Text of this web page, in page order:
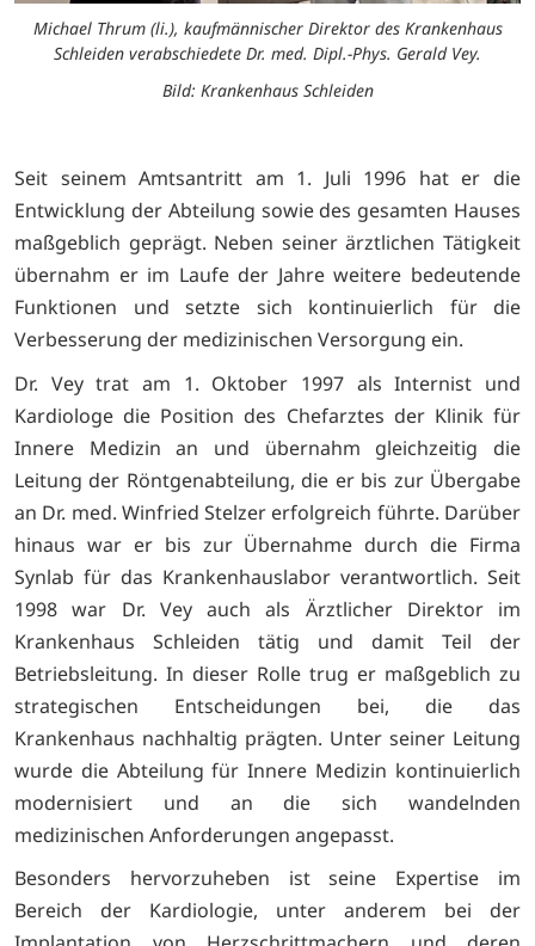
Michael Thrum (li.), kaufmännischer Direktor des Krankenhaus
Schleiden verabschiedete Dr. med. Dipl.-Phys. Gerald Vey.
Bild: Krankenhaus Schleiden
Seit seinem Amtsantritt am 1. Juli 1996 hat er die
Entwicklung der Abteilung sowie des gesamten Hauses
maßgeblich geprägt. Neben seiner ärztlichen Tätigkeit
übernahm er im Laufe der Jahre weitere bedeutende
Funktionen und setzte sich kontinuierlich für die
Verbesserung der medizinischen Versorgung ein.
Dr. Vey trat am 1. Oktober 1997 als Internist und
Kardiologe die Position des Chefarztes der Klinik für
Innere Medizin an und übernahm gleichzeitig die
Leitung der Röntgenabteilung, die er bis zur Übergabe
an Dr. med. Winfried Stelzer erfolgreich führte. Darüber
hinaus war er bis zur Übernahme durch die Firma
Synlab für das Krankenhauslabor verantwortlich. Seit
1998 war Dr. Vey auch als Ärztlicher Direktor im
Krankenhaus Schleiden tätig und damit Teil der
Betriebsleitung. In dieser Rolle trug er maßgeblich zu
strategischen Entscheidungen bei, die das
Krankenhaus nachhaltig prägten. Unter seiner Leitung
wurde die Abteilung für Innere Medizin kontinuierlich
modernisiert und an die sich wandelnden
medizinischen Anforderungen angepasst.
Besonders hervorzuheben ist seine Expertise im
Bereich der Kardiologie, unter anderem bei der